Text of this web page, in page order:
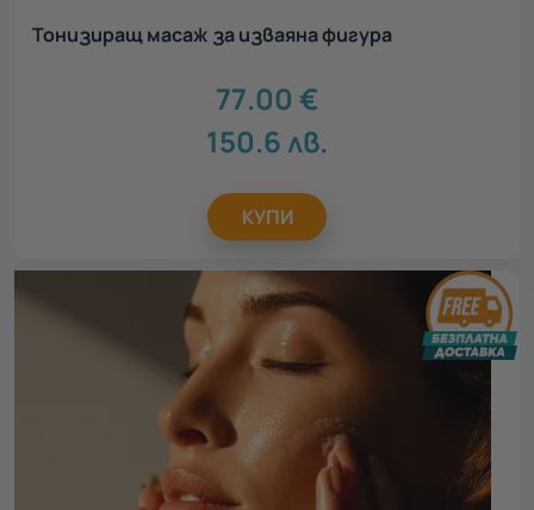
Тонизиращ масаж за изваяна фигура
77.00 €
150.6 лв.
КУПИ